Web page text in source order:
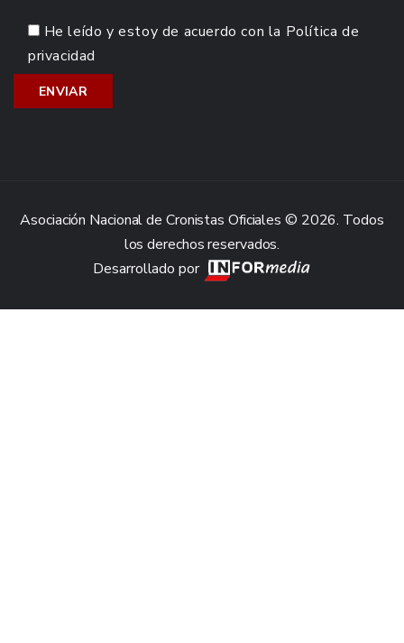
He leído y estoy de acuerdo con la Política de
privacidad
Asociación Nacional de Cronistas Oficiales © 2026. Todos
los derechos reservados.
Desarrollado por